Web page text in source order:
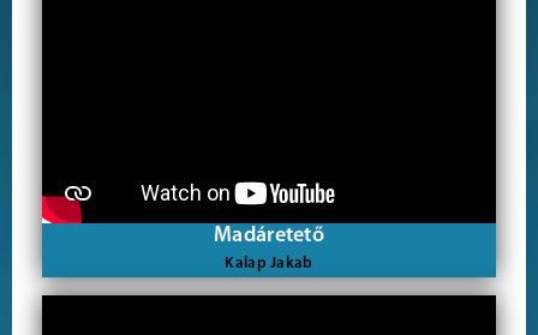
Madáretető
Kalap Jakab